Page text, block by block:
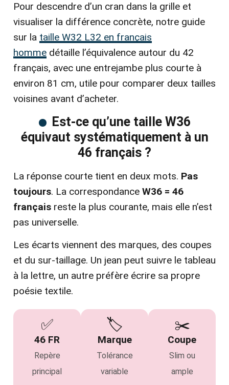
Pour descendre d’un cran dans la grille et
visualiser la différence concrète, notre guide
sur la taille W32 L32 en français
homme détaille l’équivalence autour du 42
français, avec une entrejambe plus courte à
environ 81 cm, utile pour comparer deux tailles
voisines avant d’acheter.
Est-ce qu’une taille W36
équivaut systématiquement à un
46 français ?
La réponse courte tient en deux mots. Pas
toujours. La correspondance W36 = 46
français reste la plus courante, mais elle n’est
pas universelle.
Les écarts viennent des marques, des coupes
et du sur-taillage. Un jean peut suivre le tableau
à la lettre, un autre préfère écrire sa propre
poésie textile.
✅
46 FR
Repère
principal
🏷️
Marque
Tolérance
variable
✂️
Coupe
Slim ou
ample